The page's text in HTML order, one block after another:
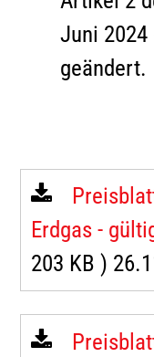
Juni 2024
geändert.
Erdgas -
203 KB )